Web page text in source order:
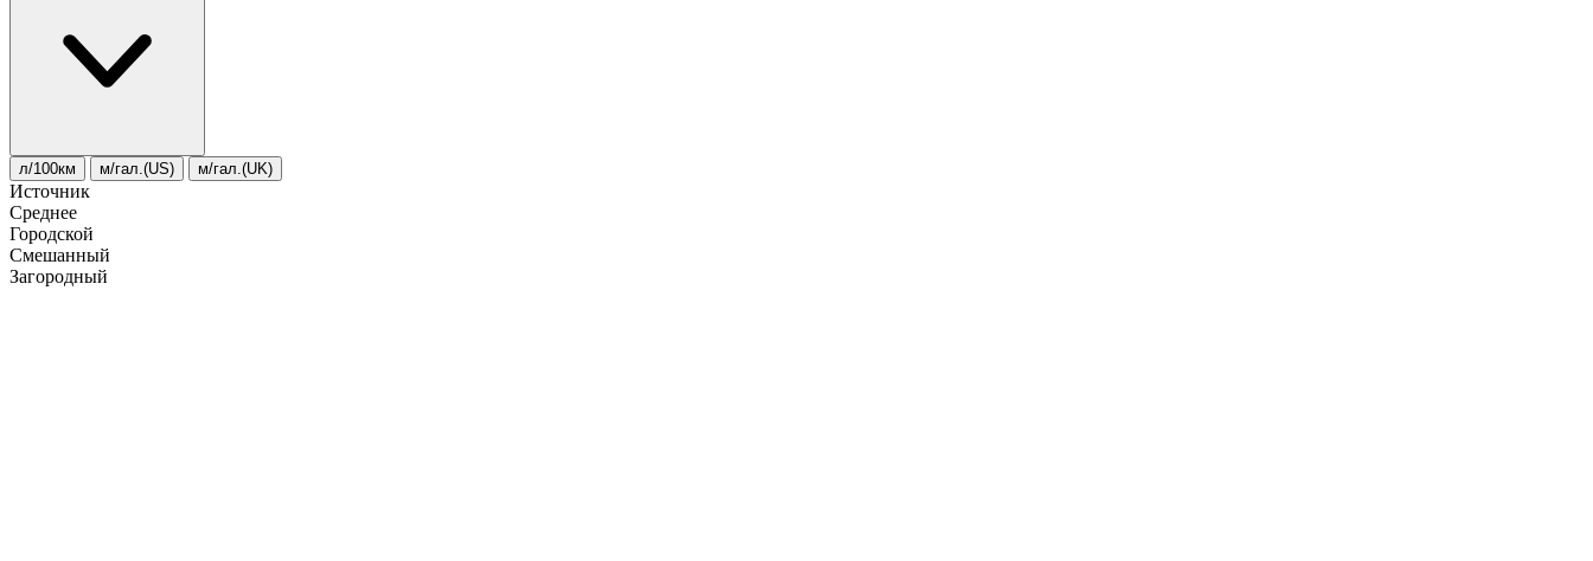
л/100км м/гал.(US) м/гал.(UK)
Источник
Среднее
Городской
Смешанный
Загородный